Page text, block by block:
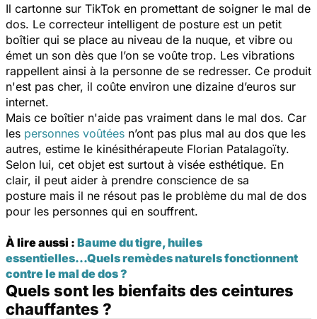
Il cartonne sur TikTok en promettant de soigner le mal de
dos. Le correcteur intelligent de posture est un petit
boîtier qui se place au niveau de la nuque, et vibre ou
émet un son dès que l’on se voûte trop. Les vibrations
rappellent ainsi à la personne de se redresser. Ce produit
n'est pas cher, il coûte environ une dizaine d’euros sur
internet.
Mais ce boîtier n'aide pas vraiment dans le mal dos. Car
les personnes voûtées n’ont pas plus mal au dos que les
autres, estime le kinésithérapeute Florian Patalagoïty.
Selon lui, cet objet est surtout à visée esthétique. En
clair, il peut aider à prendre conscience de sa
posture mais il ne résout pas le problème du mal de dos
pour les personnes qui en souffrent.
À lire aussi : Baume du tigre, huiles
essentielles...Quels remèdes naturels fonctionnent
contre le mal de dos ?
Quels sont les bienfaits des ceintures
chauffantes ?